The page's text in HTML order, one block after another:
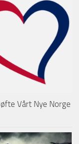
Vårt Nye Norge